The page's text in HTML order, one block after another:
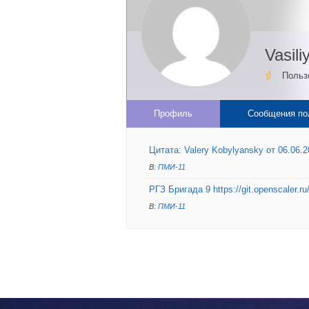
Профиль Сообщения
Цитата: Valery Kobylyansky от
В: ПМИ-11
РГЗ Бригада 9 https://
В: ПМИ-11